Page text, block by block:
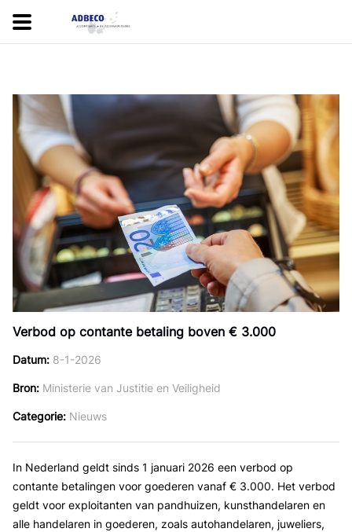
Verbod op contante betaling boven € 3.000
Datum 8-1-2026
Bron Ministerie van Justitie en Veiligheid
Categorie Nieuws
In Nederland geldt sinds 1 januari 2026 een verbod op
contante betalingen voor goederen vanaf € 3.000. Het verbod
geldt voor exploitanten van pandhuizen, kunsthandelaren en
alle handelaren in goederen, zoals autohandelaren, juweliers,